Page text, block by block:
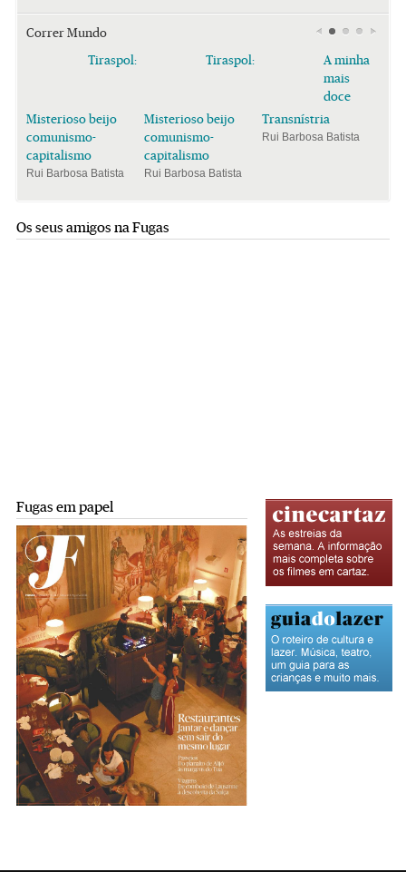
Correr Mundo
Tiraspol:
Misterioso beijo
comunismo-
capitalismo
Rui Barbosa Batista
Tiraspol:
Misterioso beijo
comunismo-
capitalismo
Rui Barbosa Batista
A minha
mais
doce
Transnístria
Rui Barbosa Batista
Os seus amigos na Fugas
Fugas em papel